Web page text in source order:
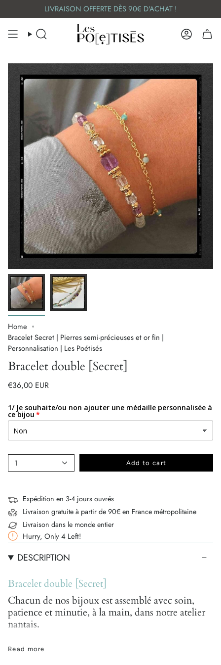
to
content
LIVRAISON OFFERTE DÈS 90€ D'ACHAT !
SEARCH
Home
Bracelet Secret | Pierres semi-précieuses et or fin |
Personnalisation | Les Poétisés
Bracelet double [Secret]
€36,00 EUR
1/ Je souhaite/ou non ajouter une médaille personnalisée à
ce bijou
1 Add to cart
Expédition en 3-4 jours ouvrés
Livraison gratuite à partir de 90€ en France métropolitaine
Livraison dans le monde entier
Hurry, Only4 Left!
DESCRIPTION
Bracelet double [Secret]
Chacun de nos bijoux est assemblé avec soin,
patience et minutie, à la main, dans notre atelier
nantais.
pierres semi-précieuses naturelles, toutes uniques, de
Read more